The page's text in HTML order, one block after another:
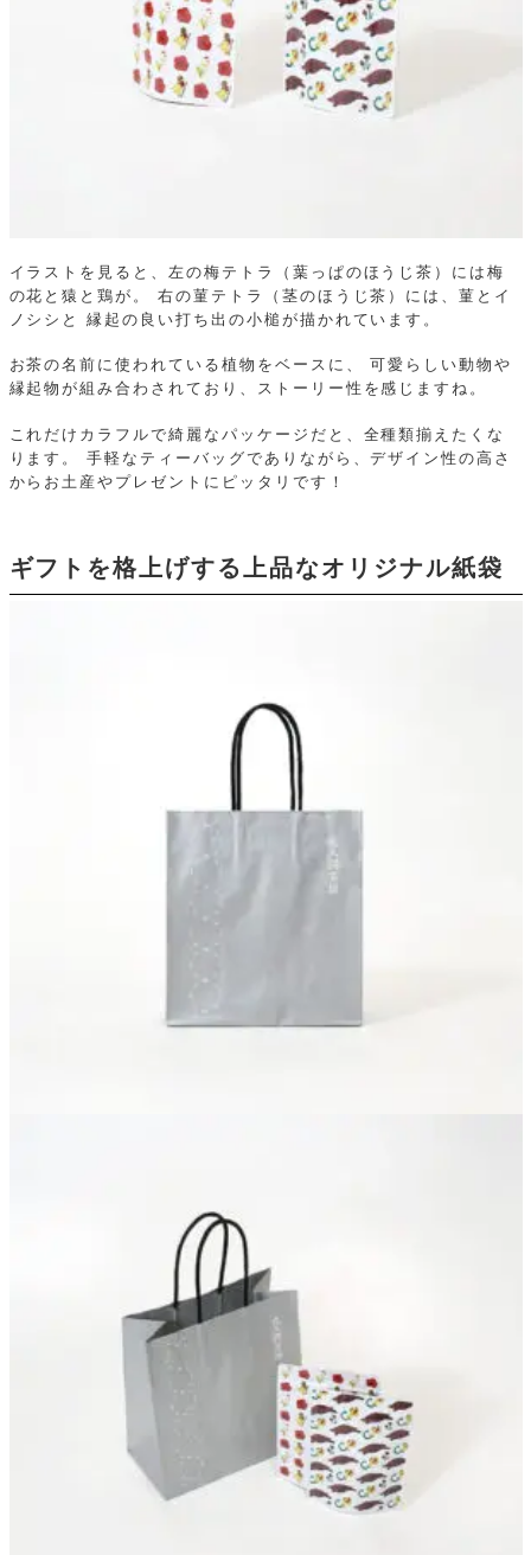
イラストを見ると、左の梅テトラ（葉っぱのほうじ茶）には梅
の花と猿と鶏が。
右の菫テトラ（茎のほうじ茶）には、菫とイ
ノシシと
縁起の良い打ち出の小槌が描かれています。
お茶の名前に使われている植物をベースに、
可愛らしい動物や
縁起物が組み合わされており、ストーリー性を感じますね。
これだけカラフルで綺麗なパッケージだと、全種類揃えたくな
ります。
手軽なティーバッグでありながら、デザイン性の高さ
からお土産やプレゼントにピッタリです！
ギフトを格上げする上品なオリジナル紙袋